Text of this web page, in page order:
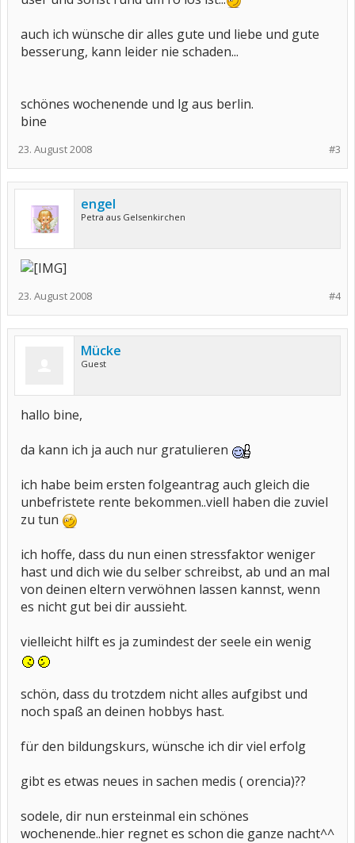
auch ich wünsche dir alles gute und liebe und gute
besserung, kann leider nie schaden...
schönes wochenende und lg aus berlin.
bine
#3
23. August 2008
engel
Petra aus Gelsenkirchen
#4
23. August 2008
Mücke
Guest
hallo bine,
da kann ich ja auch nur gratulieren
ich habe beim ersten folgeantrag auch gleich die
unbefristete rente bekommen..viell haben die zuviel
zu tun
ich hoffe, dass du nun einen stressfaktor weniger
hast und dich wie du selber schreibst, ab und an mal
von deinen eltern verwöhnen lassen kannst, wenn
es nicht gut bei dir aussieht.
vielleicht hilft es ja zumindest der seele ein wenig
schön, dass du trotzdem nicht alles aufgibst und
noch spaß an deinen hobbys hast.
für den bildungskurs, wünsche ich dir viel erfolg
gibt es etwas neues in sachen medis ( orencia)??
sodele, dir nun ersteinmal ein schönes
wochenende..hier regnet es schon die ganze nacht^^